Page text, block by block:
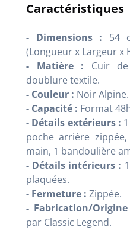
Caractéristiques
- Dimensions : 54
(Longueur x Largeur x
- Matière : Cuir
doublure textile.
- Couleur : Noir Alpine.
- Capacité : Format
- Détails extérieurs :
poche arrière
main, 1 bandoulière
- Détails intérieurs :
plaquées.
- Fermeture : Zippée.
- Fabrication/
par Classic Legend.